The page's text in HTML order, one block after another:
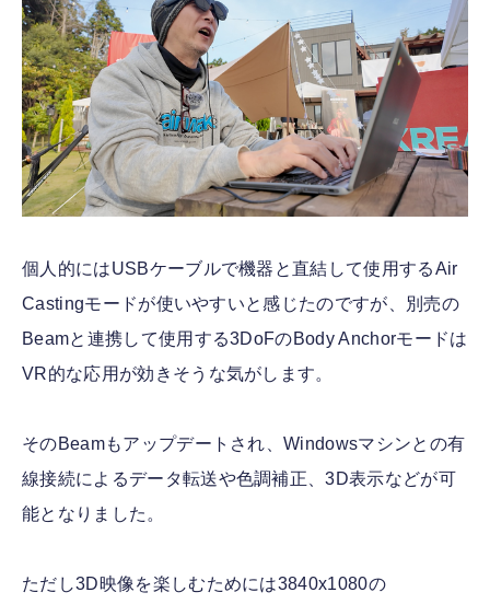
個人的にはUSBケーブルで機器と直結して使用するAir
Castingモードが使いやすいと感じたのですが、別売の
Beamと連携して使用する3DoFのBody Anchorモードは
VR的な応用が効きそうな気がします。
そのBeamもアップデートされ、Windowsマシンとの有
線接続によるデータ転送や色調補正、3D表示などが可
能となりました。
ただし3D映像を楽しむためには3840x1080の